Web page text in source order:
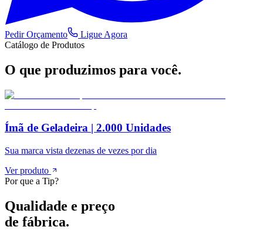
Pedir Orçamento
Ligue Agora
Catálogo de Produtos
O que produzimos para você.
Ímã de Geladeira | 2.000 Unidades
Sua marca vista dezenas de vezes por dia
Ver produto
Por que a Tip?
Qualidade e preço
de fábrica.